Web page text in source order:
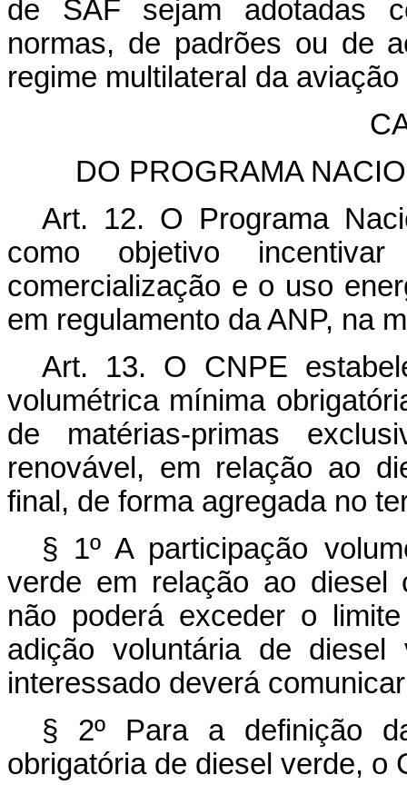
de SAF sejam adotadas
normas, de padrões ou de
regime multilateral da
DO PROGRAMA
Art. 12. O Programa
como objetivo
comercialização e o uso
em regulamento da ANP, na
Art. 13. O CNPE
volumétrica mínima
de matérias-primas
renovável, em relação ao
final, de forma agregada no
§ 1º A participação
verde em relação ao diesel
não poderá exceder o
adição voluntária de
interessado deverá
§ 2º Para a definição
obrigatória de diesel verde, o